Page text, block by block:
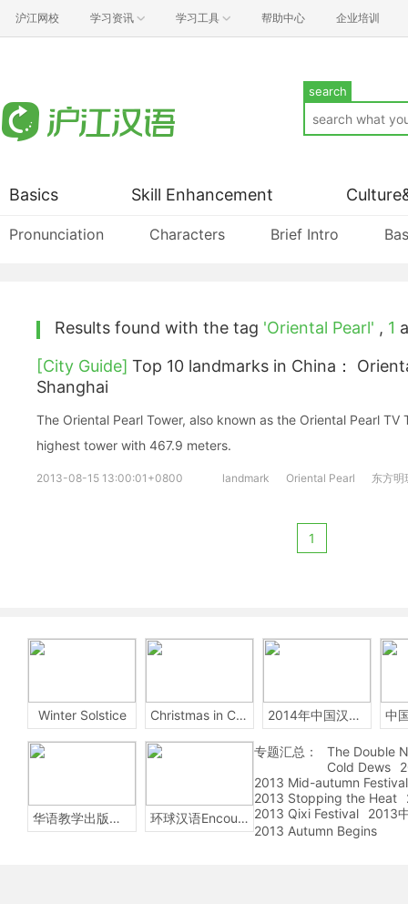
沪江网校 学习资讯 学习工具 帮助中心 企业培训
search
Basics
Pronunciation Characters Brief Intro
Skill Enhancement
Results found with the tag 'Oriental Pearl' , 1
[City Guide] Top 10 landmarks in China：
Shanghai
The Oriental Pearl Tower, also known as the Oriental Pearl TV
highest tower with 467.9 meters.
2013-08-15 13:00:01+0800 landmark Oriental Pearl 东方明
1
Winter Solstice Christmas in China 2014年中国汉字听写大会
华语教学出版社Sinolingua 环球汉语Encounters
专题汇总：
The Double
Cold Dews
2013 Mid-autumn Festival
2013 Stopping the Heat
2013 Qixi Festival
2013
2013 Autumn Begins